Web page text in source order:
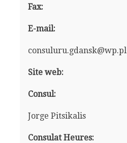
Fax:
E-mail:
consuluru.gdansk@wp.pl
Site web:
Consul:
Jorge Pitsikalis
Consulat Heures: